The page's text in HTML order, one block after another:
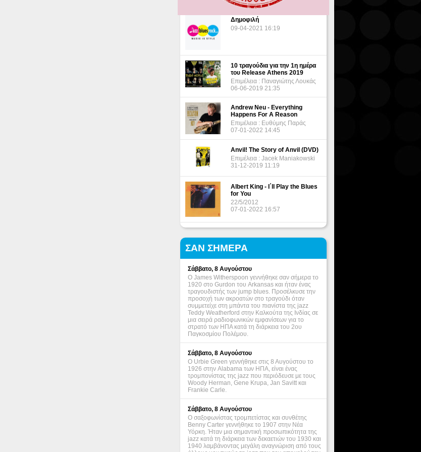
Δημοφιλή
09-04-2021 16:19
10 τραγούδια για την 1η ημέρα
του Release Athens 2019
Επιμέλεια : Παναγιώτης Λουκάς
06-06-2019 21:35
Andrew Neu - Everything
Happens For A Reason
Επιμέλεια : Ευθύμης Παράς
07-01-2022 14:45
Anvil! The Story of Anvil (DVD)
Επιμέλεια : Jacek Maniakowski
31-12-2019 11:19
Albert King - I΄ll Play the Blues
for You
22/5/2012
07-01-2022 16:57
ΣΑΝ ΣΗΜΕΡΑ
Σάββατο, 8 Αυγούστου
Ο James Witherspoon γεννήθηκε σαν σήμερα το
1920 στο Gurdon του Arkansas και ήταν ένας
τραγουδιστής των jump blues. Προσέλκυσε την
προσοχή των ακροατών στο τραγούδι όταν
συμμετείχε στη μπάντα του πιανίστα της jazz
Teddy Weatherford στην Καλκούτα της Ινδίας σε
μια σειρά ραδιοφωνικών εμφανίσεων για το
στρατό των ΗΠΑ κατά τη διάρκεια του 2ου
Παγκοσμίου Πολέμου.
Σάββατο, 8 Αυγούστου
Ο Urbie Green γεννήθηκε στις 8 Αυγούστου το
1926 στην Alabama των ΗΠΑ, είναι ένας
τρομπονίστας της jazz που περιόδευσε με τους
Woody Herman, Gene Krupa, Jan Savitt και
Frankie Carle.
Σάββατο, 8 Αυγούστου
Ο σαξοφωνίστας τρομπετίστας και συνθέτης
Benny Carter γεννήθηκε το 1907 στην Νέα
Υόρκη. Ήταν μια σημαντική προσωπικότητα της
jazz κατά τη διάρκεια των δεκαετιών του 1930 και
1940 λαμβάνοντας μεγάλη αναγνώριση από τους